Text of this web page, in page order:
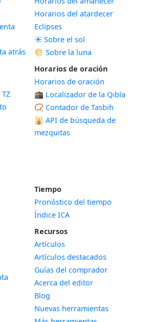
atrás
Horarios del atardecer
Eclipses
☀️ Sobre el sol
🌕 Sobre la luna
Horarios de oración
Horarios de oración
🕋 Localizador de la Qibla
📿 Contador de Tasbih
🕌 API de búsqueda de
mezquitas
Tiempo
Pronóstico del tiempo
Índice ICA
Recursos
Artículos
Artículos destacados
Guías del comprador
Acerca del editor
Blog
Nuevas herramientas